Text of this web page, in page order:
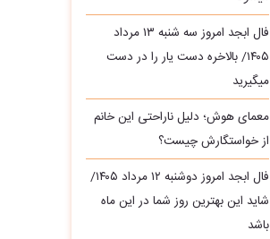
فال ابجد امروز سه‌ شنبه ۱۳ مرداد
۱۴۰۵/ بالاخره دست یار را در دست
میگیرید
معمای هوش؛ دلیل ناراحتی این خانم
از خواستگارش چیست؟
فال ابجد امروز دوشنبه ۱۲ مرداد ۱۴۰۵/
شاید این بهترین روز شما در این ماه
باشد